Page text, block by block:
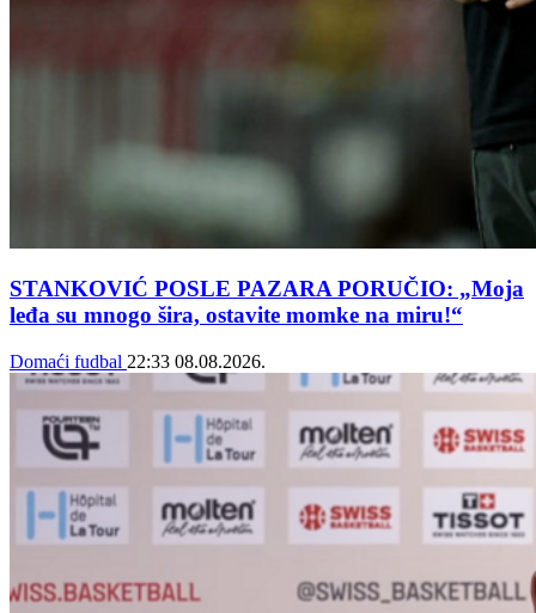
STANKOVIĆ POSLE PAZARA PORUČIO: „Moja
leđa su mnogo šira, ostavite momke na miru!“
Domaći fudbal 22:33 08.08.2026.